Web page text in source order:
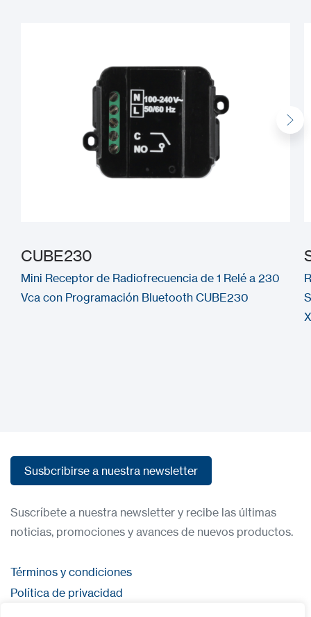
CUBE230
Mini Receptor de Radiofrecuencia de 1 Relé a 230
Vca con Programación Bluetooth CUBE230
Susbcribirse a nuestra newsletter
Suscríbete a nuestra newsletter y recibe las últimas
noticias, promociones y avances de nuevos productos.
Términos y condiciones
Política de privacidad